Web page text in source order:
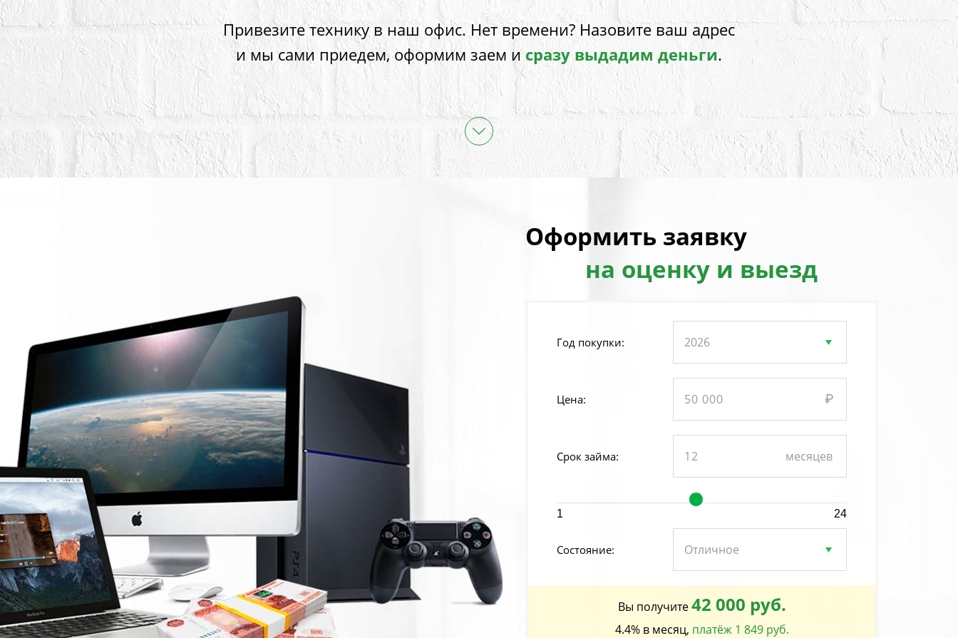
Привезите технику в наш офис. Нет времени? Назовите ваш адрес
и мы сами приедем, оформим заем исразу выдадим деньги.
Оформить заявку
на оценку и выезд
Год покупки:
Цена:
Срок займа:
1 24
Состояние:
Вы получите42 000 руб.
4.4% в месяц, платёж 1 849 руб.